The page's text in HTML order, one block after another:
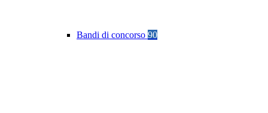
Bandi di concorso 90